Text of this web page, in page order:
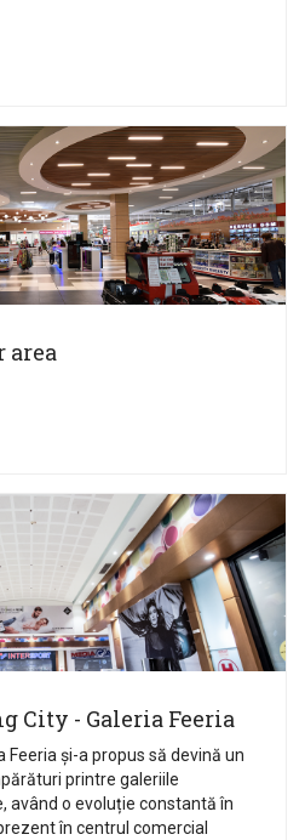
area
City - Galeria Feeria
Feeria și-a propus să devină un
printre galeriile
având o evoluție constantă în
în centrul comercial